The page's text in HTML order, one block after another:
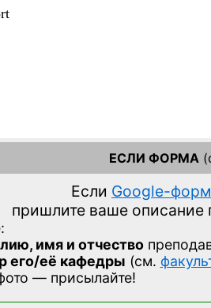
ЕСЛИ ФОРМА
Если Google-
пришлите ваше описание
имя и отчество
его/её кафедры (см.
— присылайте!